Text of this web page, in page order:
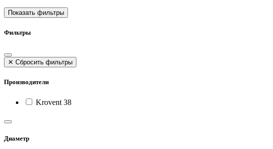
Показать фильтры
Фильтры
✕ Сбросить фильтры
Производители
Krovent 38
Диаметр